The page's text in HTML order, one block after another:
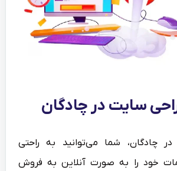
سایت در چادگان
چادگان، شما می‌توانید به راحتی
خود را به صورت آنلاین به فروش